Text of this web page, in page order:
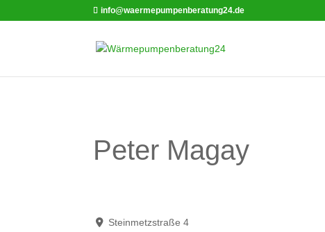
info@waermepumpenberatung24.de
Peter Magay
Steinmetzstraße 4